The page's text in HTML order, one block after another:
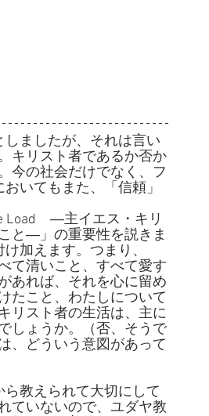
ましたが、それは言い
キリスト者であるか否か
今の社会だけでなく、フ
いてもまた、「信頼」
Load　―主イエス・キリ
と―」の重要性を説きま
加えます。つまり、
て清いこと、すべて愛す
あれば、それを心に留め
たこと、わたしについて
リスト者の生活は、主に
しょうか。（否、そうで
、どういう意図があって
教えられて大切にして
ていないので、ユダヤ教